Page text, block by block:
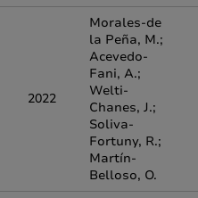
2022
Morales-de
la Peña, M.;
Acevedo-
Fani, A.;
Welti-
Chanes, J.;
Soliva-
Fortuny, R.;
Martín-
Belloso, O.